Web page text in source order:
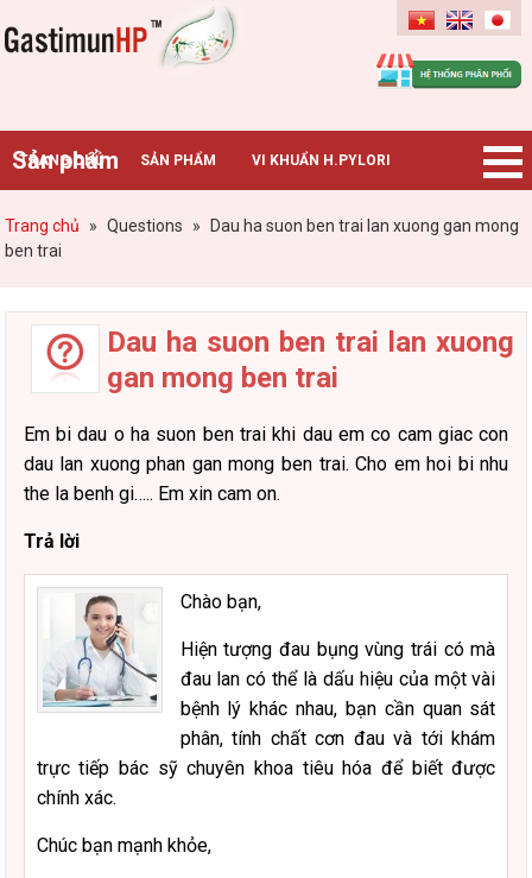
Gastimunhp
Sản phẩm
TRANG CHỦ SẢN PHẨM VI KHUẨN H.PYLORI
BỆNH DẠ DÀY TIN TỨC – SỰ KIỆN HƯỚNG DẪN MUA HÀNG
Trang chủ » Questions »
Dau ha suon ben trai lan xuong gan mong
ben trai
Dau ha suon ben trai lan xuong
gan mong ben trai
Em bi dau o ha suon ben trai khi dau em co cam giac con
dau lan xuong phan gan mong ben trai. Cho em hoi bi nhu
the la benh gi….. Em xin cam on.
Trả lời
Chào bạn,
Hiện tượng đau bụng vùng trái có mà
đau lan có thể là dấu hiệu của một vài
bệnh lý khác nhau, bạn cần quan sát
phân, tính chất cơn đau và tới khám
trực tiếp bác sỹ chuyên khoa tiêu hóa để biết được
chính xác.
Chúc bạn mạnh khỏe,